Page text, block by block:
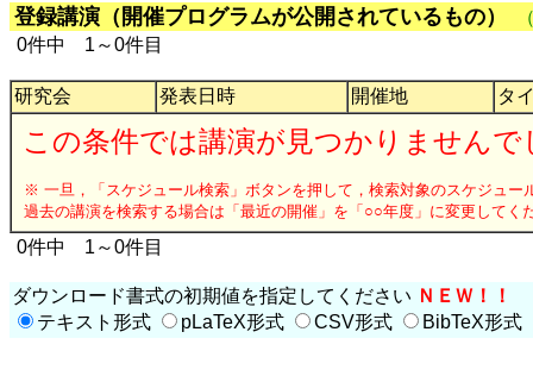
登録講演（開催プログラムが公開されているもの）
0件中 1～0件目
研究会 発表日時 開催地 タ
この条件では講演が見つかりませんで
※ 一旦，「スケジュール検索」ボタンを押して，検索対象のスケジュー
過去の講演を検索する場合は「最近の開催」を「○○年度」に変更してく
0件中 1～0件目
ダウンロード書式の初期値を指定してください ＮＥＷ！！
テキスト形式
pLaTeX形式 CSV形式 BibTeX形式